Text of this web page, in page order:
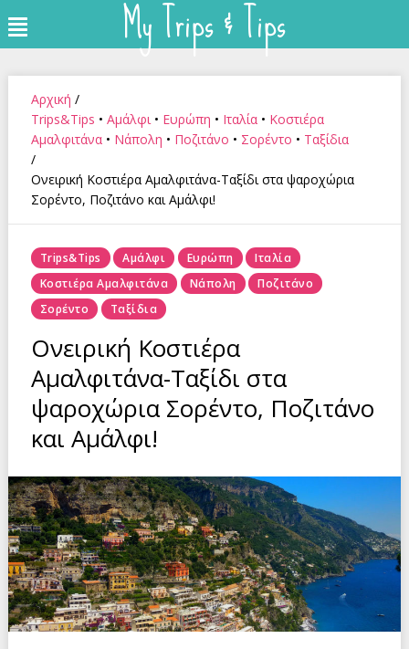
to
content
Menu My Trips & Tips
Αρχική /
Trips&Tips • Αμάλφι• Ευρώπη • Ιταλία• Κοστιέρα
Αμαλφιτάνα• Νάπολη • Ποζιτάνο • Σορέντο • Ταξίδια
/
Ονειρική Κοστιέρα Αμαλφιτάνα-Ταξίδι στα ψαροχώρια
Σορέντο, Ποζιτάνο και Αμάλφι!
Posted
In
Trips&Tips Αμάλφι Ευρώπη
Ιταλία
Κοστιέρα Αμαλφιτάνα
Νάπολη
Ποζιτάνο
Σορέντο
Ταξίδια
Ονειρική Κοστιέρα
Αμαλφιτάνα-Ταξίδι στα
ψαροχώρια Σορέντο, Ποζιτάνο
και Αμάλφι!